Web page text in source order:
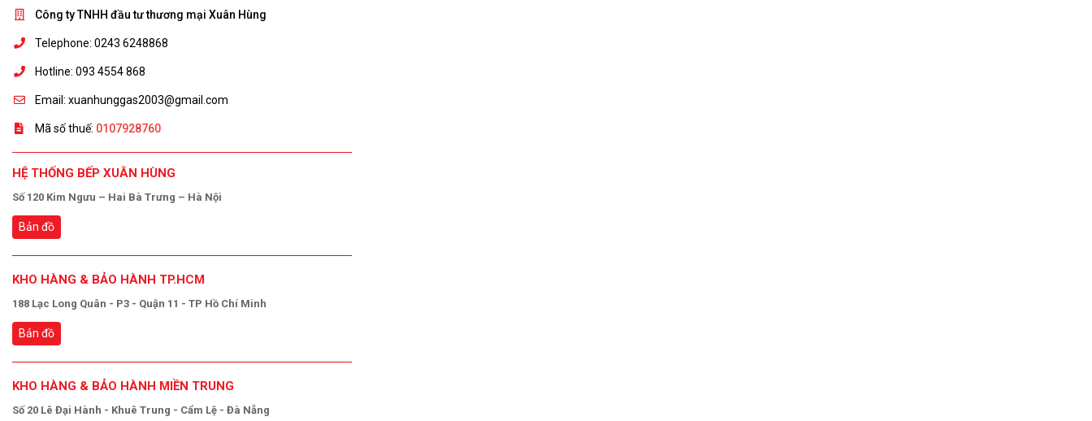
Công ty TNHH đầu tư thương mại Xuân Hùng
Telephone: 0243 6248868
Hotline: 093 4554 868
Email: xuanhunggas2003@gmail.com
Mã số thuế: 0107928760
HỆ THỐNG BẾP XUÂN HÙNG
Số 120 Kim Ngưu – Hai Bà Trưng – Hà Nội
Bản đồ
KHO HÀNG & BẢO HÀNH TP.HCM
188 Lạc Long Quân - P3 - Quận 11 - TP Hồ Chí Minh
Bản đồ
KHO HÀNG & BẢO HÀNH MIỀN TRUNG
Số 20 Lê Đại Hành - Khuê Trung - Cẩm Lệ - Đà Nẵng